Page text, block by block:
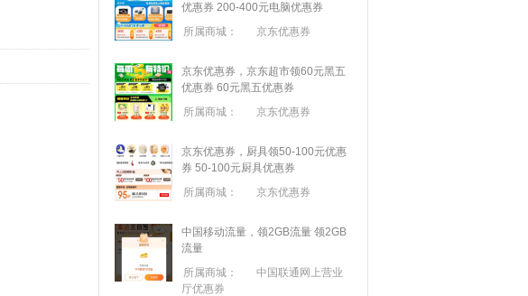
优惠券 200-400元电脑优惠券
所属商城：
京东优惠券
京东优惠券，京东超市领60元黑五
优惠券 60元黑五优惠券
所属商城：
京东优惠券
京东优惠券，厨具领50-100元优惠
券 50-100元厨具优惠券
所属商城：
京东优惠券
中国移动流量，领2GB流量 领2GB
流量
所属商城：
中国联通网上营业
厅优惠券